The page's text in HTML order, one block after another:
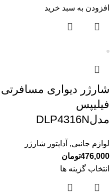
افزودن به سبد خرید
شارژر دیواری مسافرتی
فیلیپس
مدلDLP4316N
لوازم جانبی, آداپتور شارژر
476,000تومان
انتخاب گزینه ها